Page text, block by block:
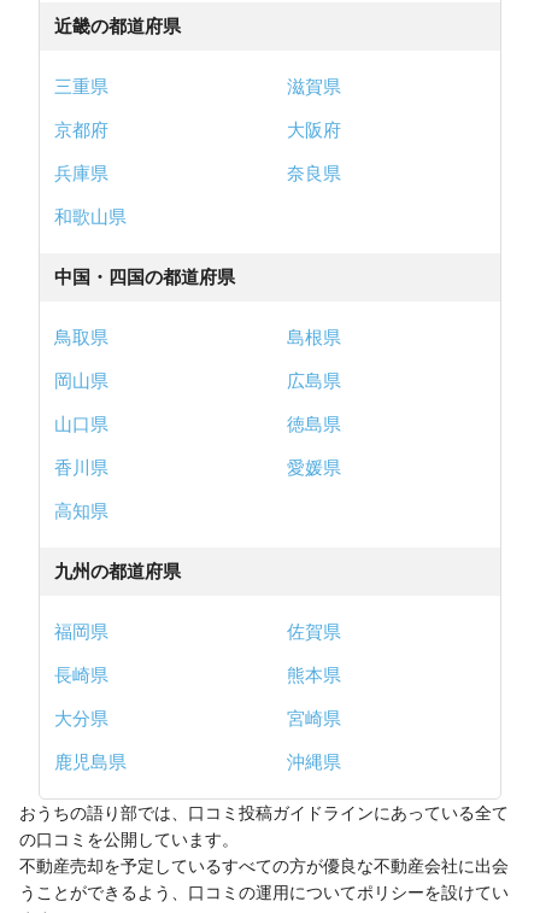
近畿の都道府県
三重県
滋賀県
京都府
大阪府
兵庫県
奈良県
和歌山県
中国・四国の都道府県
鳥取県
島根県
岡山県
広島県
山口県
徳島県
香川県
愛媛県
高知県
九州の都道府県
福岡県
佐賀県
長崎県
熊本県
大分県
宮崎県
鹿児島県
沖縄県
おうちの語り部では、口コミ投稿ガイドラインにあっている全て
の口コミを公開しています。
不動産売却を予定しているすべての方が優良な不動産会社に出会
うことができるよう、口コミの運用についてポリシーを設けてい